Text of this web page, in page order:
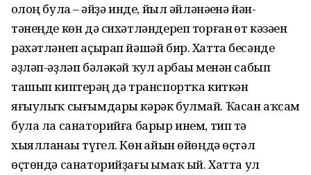
һолоң булһа – әйҙә инде, йыл әйләнәһенә йән-
тәнеңде көн дә сихәтләндереп торған һөт кәзәһен
рәхәтләнеп аҫырап йәшәй бир. Хатта бесәнде
әҙләп-әҙләп бәләкәй ҡул арбаһы менән сабып
ташып киптерһәң дә транспортҡа киткән
яғыулыҡ сығымдары кәрәк булмай. Ҡасан аҡсам
була ла санаторийға барыр инем, тип тә
хыялланаһы түгел. Көн һайын өйөңдә өҫтәл
өҫтөндә санаторийҙағы һымаҡ һый. Хатта ул